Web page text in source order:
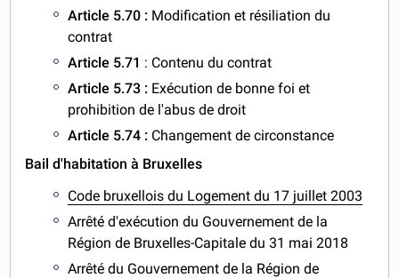
Article 5.70 : Modification et résiliation du
contrat
Article 5.71 : Contenu du contrat
Article 5.73 : Exécution de bonne foi et
prohibition de l'abus de droit
Article 5.74 : Changement de circonstance
Bail d'habitation à Bruxelles
Code bruxellois du Logement du 17 juillet 2003
Arrêté d'exécution du Gouvernement de la
Région de Bruxelles-Capitale du 31 mai 2018
Arrêté du Gouvernement de la Région de